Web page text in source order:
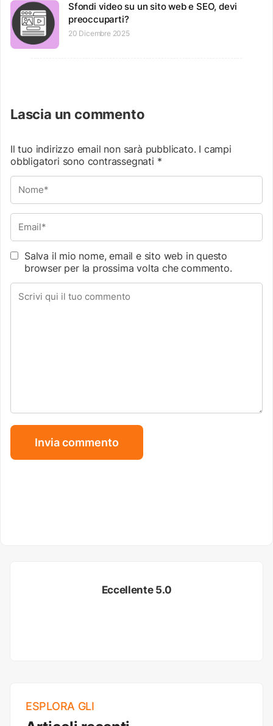
Sfondi video su un sito web e SEO, devi
preoccuparti?
20 Dicembre 2025
Lascia un commento
Il tuo indirizzo email non sarà pubblicato. I campi
obbligatori sono contrassegnati *
Salva il mio nome, email e sito web in questo
browser per la prossima volta che commento.
Eccellente 5.0
ESPLORA GLI